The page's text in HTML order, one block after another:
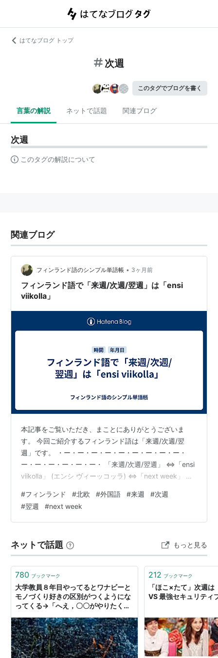
はてなブログ トップ
次週
このタグでブログを書く
言葉の解説 ネットで話題 関連ブログ
次週
このタグの解説について
関連ブログ
フィンランド語のシンプル単語帳 • 3ヶ月前
フィンランド語で「来週/次週/翌週」は「ensi
viikolla」
本記事をご覧いただき、まことにありがとうございま
す。 今回ご紹介するフィンランド語は「来週/次週/翌
週」です。 ・ー・ー・ー・ー・ー・ー・ー・ー・ー・
ー・ー・ー・ー・ー・ー・ 「来週/次週/翌週」 ⇔「ensi
viikolla」 (エンシ ヴィーッコッラ) ⇔「next week」 ・
ー・ー・ー・ 〔例文〕 「」 ⇔「」 () ⇔「」 ・ー・
ー・ー・ー・ー・ー・ー・ー・ー・ー・ー・ー・ー・
ー・ー・ 〔関連単語〕 週⇔viikko(ヴィーッコ)⇔week
ー・ー・ー・ まだまだフィンランド語を覚え…
#フィンランド #北欧 #外国語 #来週 #次週
#翌週 #next week
ネットで話題 もっと見る
780 ブックマーク
大学教員８年目やってるとワナビーと
モノづくり好きの区別がつくようにな
ってくる→「へえ，〇〇がやりたくて
ではやってないの？」（次週）「え，
どうして今週できなかったの？」｜落
合陽一
212 ブックマーク
「ほこ×たて」次週
VS 最強セキュリティ